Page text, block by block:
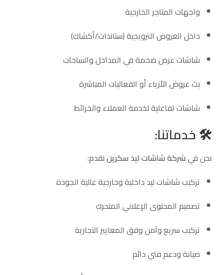
واجهات المتاجر الخارجية
داخل العروض الترويجية (ستاندات/أكشاك)
شاشات عرض ضخمة في المداخل والساحات
بث عروض الأزياء أو الفعاليات المباشرة
شاشات تفاعلية لخدمة العملاء والخرائط
🛠️خدماتنا:
نحن فيشركة شاشات ليد سكريننقدم:
تركيب شاشات ليد داخلية وخارجية عالية الجودة
تصميم المحتوى الإعلاني المتحرك
تركيب سريع وآمن وفق المعايير التجارية
صيانة ودعم فني دائم